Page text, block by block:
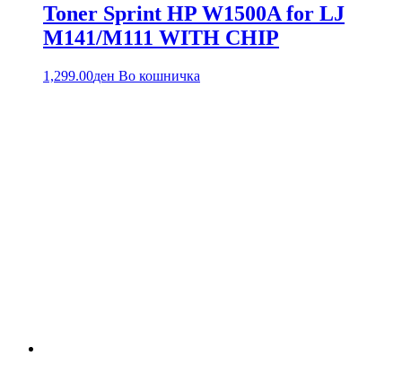
Toner Sprint HP W1500A for LJ
M141/M111 WITH CHIP
1,299.00ден Во кошничка